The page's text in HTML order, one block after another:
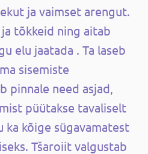
ja vaimset arengut.
tõkkeid ning aitab
elu jaatada . Ta laseb
sisemiste
pinnale need asjad,
püütakse tavaliselt
ka kõige sügavamatest
Tšaroiit valgustab